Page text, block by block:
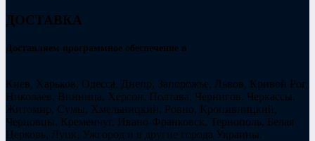
ДОСТАВКА
Доставляем программное обеспечение в
Киев, Харьков, Одесса, Днепр, Запорожье, Львов, Кривой Рог,
Николаев, Винница, Херсон, Полтава, Чернигов, Черкассы,
Житомир, Сумы, Хмельницкий, Ровно, Кропивницкий,
Черновцы, Кременчуг, Ивано-Франковск, Тернополь, Белая
Церковь, Луцк, Ужгород и в другие города Украины.